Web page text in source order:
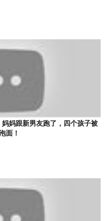
妈跟新男友跑了，四个孩子被
面！